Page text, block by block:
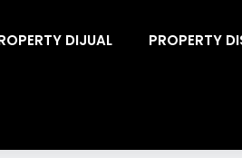
DIJUAL PROPERTY